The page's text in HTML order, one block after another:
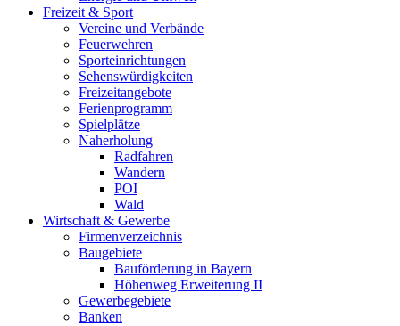
Freizeit & Sport
Vereine und Verbände
Feuerwehren
Sporteinrichtungen
Sehenswürdigkeiten
Freizeitangebote
Ferienprogramm
Spielplätze
Naherholung
Radfahren
Wandern
POI
Wald
Wirtschaft & Gewerbe
Firmenverzeichnis
Baugebiete
Bauförderung in Bayern
Höhenweg Erweiterung II
Gewerbegebiete
Banken